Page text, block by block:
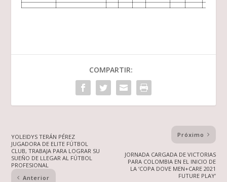
COMPARTIR:
YOLEIDYS TERÁN PÉREZ
JUGADORA DE ELITE FÚTBOL
CLUB, TRABAJA PARA LOGRAR SU
SUEÑO DE LLEGAR AL FÚTBOL
PROFESIONAL
Anterior
Próximo
JORNADA CARGADA DE VICTORIAS
PARA COLOMBIA EN EL INICIO DE
LA ‘COPA DOVE MEN+CARE 2021
FUTURE PLAY’